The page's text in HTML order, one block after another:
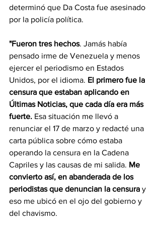
determinó que Da Costa fue asesinado
por la policía política.
"Fueron tres hechos. Jamás había
pensado irme de Venezuela y menos
ejercer el periodismo en Estados
Unidos, por el idioma. El primero fue la
censura que estaban aplicando en
Últimas Noticias, que cada día era más
fuerte. Esa situación me llevó a
renunciar el 17 de marzo y redacté una
carta pública sobre cómo estaba
operando la censura en la Cadena
Capriles y las causas de mi salida. Me
convierto así, en abanderada de los
periodistas que denuncian la censura y
eso me ubicó en el ojo del gobierno y
del chavismo.